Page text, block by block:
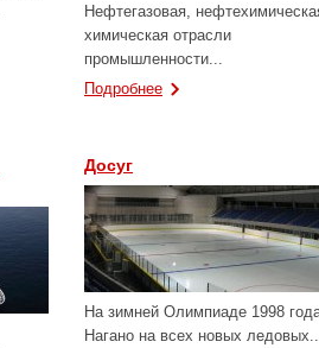
Нефтегазовая,
химическая отрасли
промышленности...
Подробнее
Досуг
На зимней Олимпиаде 1998
Нагано на всех новых